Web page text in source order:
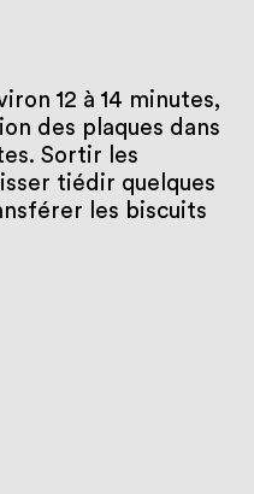
12 à 14 minutes,
des plaques dans
Sortir les
tiédir quelques
les biscuits